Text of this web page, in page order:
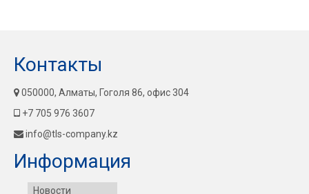
Контакты
050000, Алматы, Гоголя 86, офис 304
+7 705 976 3607
info@tls-company.kz
Информация
Новости